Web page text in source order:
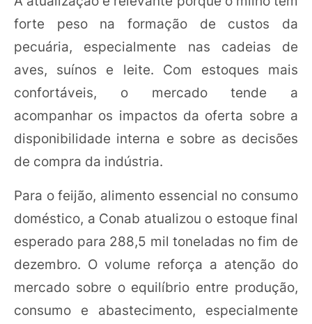
forte peso na formação de custos da
pecuária, especialmente nas cadeias de
aves, suínos e leite. Com estoques mais
confortáveis, o mercado tende a
acompanhar os impactos da oferta sobre a
disponibilidade interna e sobre as decisões
de compra da indústria.
Para o feijão, alimento essencial no consumo
doméstico, a Conab atualizou o estoque final
esperado para 288,5 mil toneladas no fim de
dezembro. O volume reforça a atenção do
mercado sobre o equilíbrio entre produção,
consumo e abastecimento, especialmente